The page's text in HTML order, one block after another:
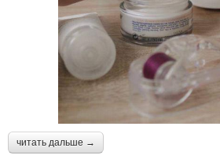
читать дальше →